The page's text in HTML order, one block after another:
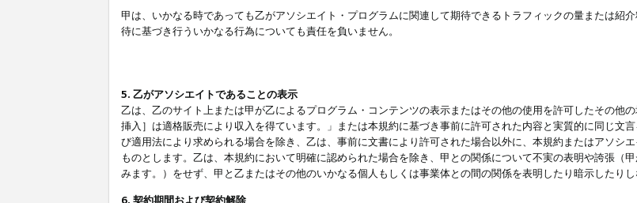
甲は、いかなる時であっても乙がアソシエイト・プログラムに関連して期待できるトラフィックの量または紹
待に基づき行ういかなる行為についても責任を負いません。
5. 乙がアソシエイトであることの表示
乙は、乙のサイト上または甲が乙によるプログラム・コンテンツの表示またはその他の使用を許可したその他
挿入］は適格販売により収入を得ています。」または本規約に基づき事前に許可された内容と実質的に同じ文
び適用法により求められる場合を除き、乙は、事前に文書により許可された場合以外に、本規約またはアソシ
ものとします。乙は、本規約において明確に認められた場合を除き、甲との関係について不実の表明や誇張（
みます。）をせず、甲と乙またはその他のいかなる個人もしくは事業体との間の関係を表明したり暗示したりし
6. 契約期間および契約解除